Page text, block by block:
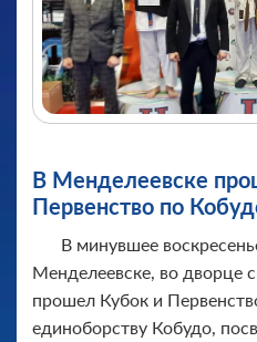
В Менделеевске
Первенство по
В минувшее
Менделеевске, во дворце
прошел Кубок и
единоборству Кобудо,